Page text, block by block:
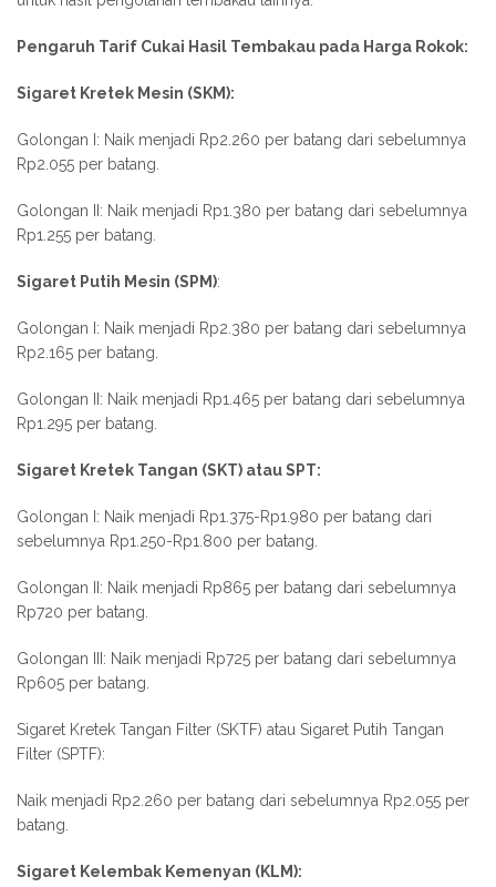
Pengaruh Tarif Cukai Hasil Tembakau pada Harga Rokok:
Sigaret Kretek Mesin (SKM):
Golongan I: Naik menjadi Rp2.260 per batang dari sebelumnya
Rp2.055 per batang.
Golongan II: Naik menjadi Rp1.380 per batang dari sebelumnya
Rp1.255 per batang.
Sigaret Putih Mesin (SPM):
Golongan I: Naik menjadi Rp2.380 per batang dari sebelumnya
Rp2.165 per batang.
Golongan II: Naik menjadi Rp1.465 per batang dari sebelumnya
Rp1.295 per batang.
Sigaret Kretek Tangan (SKT) atau SPT:
Golongan I: Naik menjadi Rp1.375-Rp1.980 per batang dari
sebelumnya Rp1.250-Rp1.800 per batang.
Golongan II: Naik menjadi Rp865 per batang dari sebelumnya
Rp720 per batang.
Golongan III: Naik menjadi Rp725 per batang dari sebelumnya
Rp605 per batang.
Sigaret Kretek Tangan Filter (SKTF) atau Sigaret Putih Tangan
Filter (SPTF):
Naik menjadi Rp2.260 per batang dari sebelumnya Rp2.055 per
batang.
Sigaret Kelembak Kemenyan (KLM):